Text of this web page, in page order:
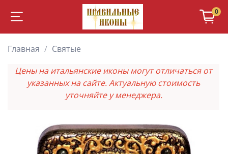
0
Главная
Святые
Цены на итальянские иконы могут отличаться от
указанных на сайте. Актуальную стоимость
уточняйте у менеджера.